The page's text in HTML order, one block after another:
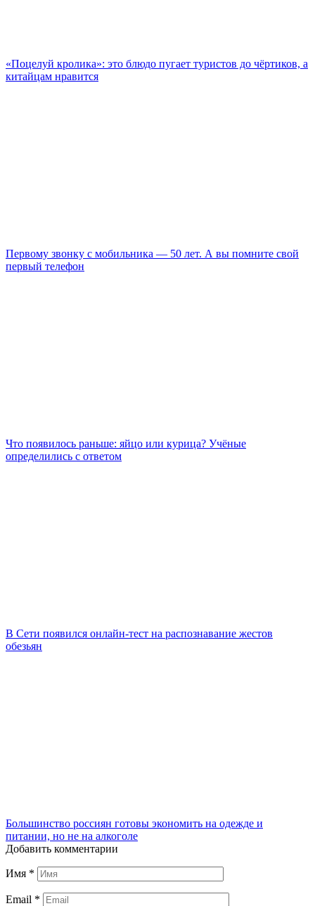
«Поцелуй кролика»: это блюдо пугает туристов до чёртиков, а
китайцам нравится
Первому звонку с мобильника — 50 лет. А вы помните свой
первый телефон
Что появилось раньше: яйцо или курица? Учёные
определились с ответом
В Сети появился онлайн-тест на распознавание жестов
обезьян
Большинство россиян готовы экономить на одежде и
питании, но не на алкоголе
Добавить комментарии
Имя *
Email *